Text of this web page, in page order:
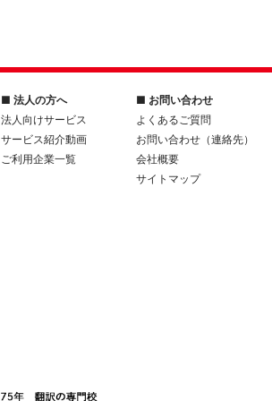
■ 法人の方へ
法人向けサービス
サービス紹介動画
ご利用企業一覧
■ お問い合わせ
よくあるご質問
お問い合わせ（連絡先）
会社概要
サイトマップ